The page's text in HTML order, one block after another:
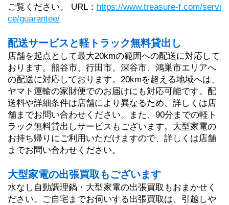
ご覧ください。 URL： https://www.treasure-f.com/servi
ce/guarantee/
配送サービスと軽トラック無料貸出し
店舗を起点として最大20kmの範囲への配送に対応して
おります。熊谷市、行田市、深谷市、鴻巣市エリアへ
の配送に対応しております。20kmを超える地域へは、
ヤマト運輸の家財便でのお届けにも対応可能です。配
送料や詳細条件は店舗により異なるため、詳しくは店
舗までお問い合わせください。また、90分までの軽ト
ラック無料貸出しサービスもございます。大型家電の
お持ち帰りにご利用いただけますので、詳しくは店舗
までお問い合わせください。
大型家電の出張買取もございます
水なし自動調理鍋・大型家電の出張買取もおまかせく
ださい。ご自宅までお伺いする出張買取は、引越しや